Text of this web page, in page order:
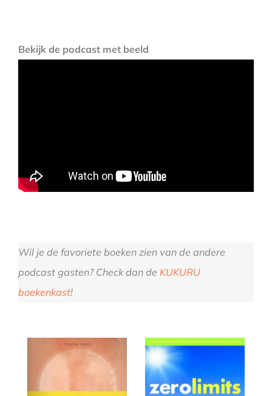
Bekijk de podcast met beeld
Wil je de favoriete boeken zien van de andere
podcast gasten? Check dan de KUKURU
boekenkast!